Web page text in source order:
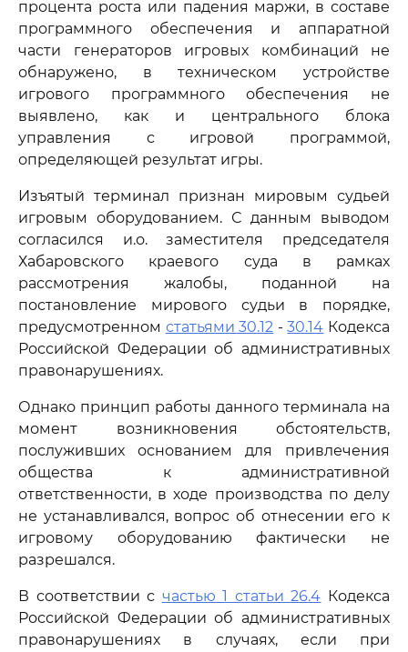
процента роста или падения маржи, в составе
программного обеспечения и аппаратной
части генераторов игровых комбинаций не
обнаружено, в техническом устройстве
игрового программного обеспечения не
выявлено, как и центрального блока
управления с игровой программой,
определяющей результат игры.
Изъятый терминал признан мировым судьей
игровым оборудованием. С данным выводом
согласился и.о. заместителя председателя
Хабаровского краевого суда в рамках
рассмотрения жалобы, поданной на
постановление мирового судьи в порядке,
предусмотренном статьями 30.12 -30.14 Кодекса
Российской Федерации об административных
правонарушениях.
Однако принцип работы данного терминала на
момент возникновения обстоятельств,
послуживших основанием для привлечения
общества к административной
ответственности, в ходе производства по делу
не устанавливался, вопрос об отнесении его к
игровому оборудованию фактически не
разрешался.
В соответствии с частью 1 статьи 26.4 Кодекса
Российской Федерации об административных
правонарушениях в случаях, если при